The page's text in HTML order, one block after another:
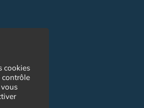
:
cookies
contrôle